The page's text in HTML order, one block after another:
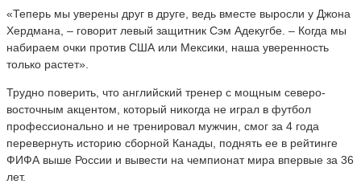
«Теперь мы уверены друг в друге, ведь вместе выросли у Джона
Хердмана, – говорит левый защитник Сэм Адекугбе. – Когда мы
набираем очки против США или Мексики, наша уверенность
только растет».
Трудно поверить, что английский тренер с мощным северо-
восточным акцентом, который никогда не играл в футбол
профессионально и не тренировал мужчин, смог за 4 года
перевернуть историю сборной Канады, поднять ее в рейтинге
ФИФА выше России и вывести на чемпионат мира впервые за 36
лет.